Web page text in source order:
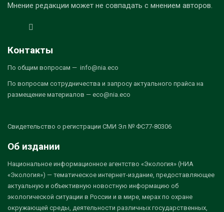
Мнение редакции может не совпадать с мнением авторов.
Контакты
По общим вопросам — info@nia.eco
По вопросам сотрудничества и запросу актуального прайса на
размещение материалов — eco@nia.eco
Свидетельство о регистрации СМИ Эл № ФС77-80306
Об издании
Национальное информационное агентство «Экология» (НИА
«Экология») — тематическое интернет-издание, предоставляющее
актуальную и объективную новостную информацию об
экологической ситуации в России и в мире, мерах по охране
окружающей среды, деятельности различных государственных,